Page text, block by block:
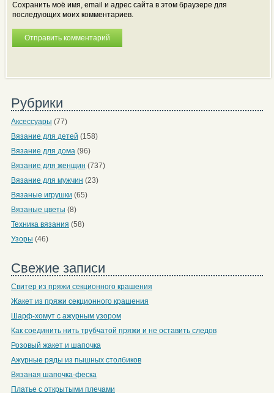
Сохранить моё имя, email и адрес сайта в этом браузере для
последующих моих комментариев.
Рубрики
Аксессуары (77)
Вязание для детей (158)
Вязание для дома(96)
Вязание для женщин (737)
Вязание для мужчин (23)
Вязаные игрушки (65)
Вязаные цветы (8)
Техника вязания (58)
Узоры (46)
Свежие записи
Свитер из пряжи секционного крашения
Жакет из пряжи секционного крашения
Шарф-хомут с ажурным узором
Как соединить нить трубчатой пряжи и не оставить следов
Розовый жакет и шапочка
Ажурные ряды из пышных столбиков
Вязаная шапочка-феска
Платье с открытыми плечами